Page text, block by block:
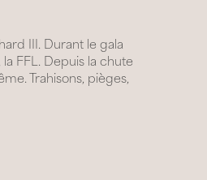
III. Durant le gala
FFL. Depuis la chute
Trahisons, pièges,